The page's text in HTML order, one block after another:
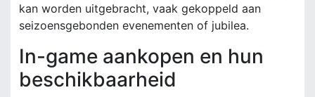
kan worden uitgebracht, vaak gekoppeld aan
seizoensgebonden evenementen of jubilea.
In-game aankopen en hun
beschikbaarheid